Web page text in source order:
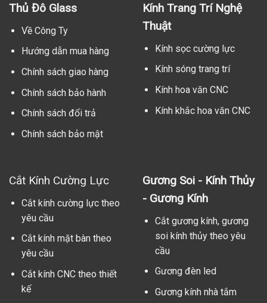
Thủ Đô Glass
Về Công Ty
Hướng dẫn mua hàng
Chính sách giao hàng
Chính sách bảo hành
Chính sách đổi trả
Chính sách bảo mật
Kính Trang Trí Nghệ
Thuật
Kính sọc cường lực
Kính sóng trang trí
Kính hoa văn CNC
Kính khắc hoa văn CNC
Cắt Kính Cường Lực
Cắt kính cường lực theo
yêu cầu
Cắt kính mặt bàn theo
yêu cầu
Cắt kính CNC theo thiết
kế
Gương Soi - Kính Thủy
- Gương Kính
Cắt gương kính, gương
soi kính thủy theo yêu
cầu
Gương đèn led
Gương kính nhà tắm